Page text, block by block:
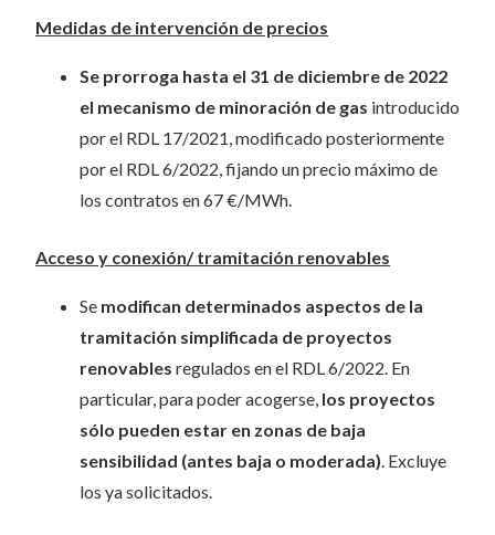
Medidas de intervención de precios
Se prorroga hasta el 31 de diciembre de 2022
el mecanismo de minoración de gas introducido
por el RDL 17/2021, modificado posteriormente
por el RDL 6/2022, fijando un precio máximo de
los contratos en 67 €/MWh.
Acceso y conexión/ tramitación renovables
Se modifican determinados aspectos de la
tramitación simplificada de proyectos
renovables regulados en el RDL 6/2022. En
particular, para poder acogerse, los proyectos
sólo pueden estar en zonas de baja
sensibilidad (antes baja o moderada). Excluye
los ya solicitados.